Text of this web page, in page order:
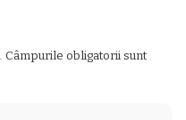
Câmpurile obligatorii sunt